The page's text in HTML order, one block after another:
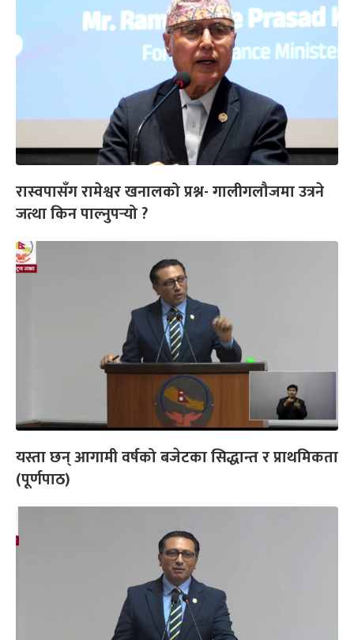
रास्वपासँग रामेश्वर खनालको प्रश्न- गालीगलौजमा उत्रने
जत्था किन पाल्नुपर्‍यो ?
यस्ता छन् आगामी वर्षको बजेटका सिद्धान्त र प्राथमिकता
(पूर्णपाठ)